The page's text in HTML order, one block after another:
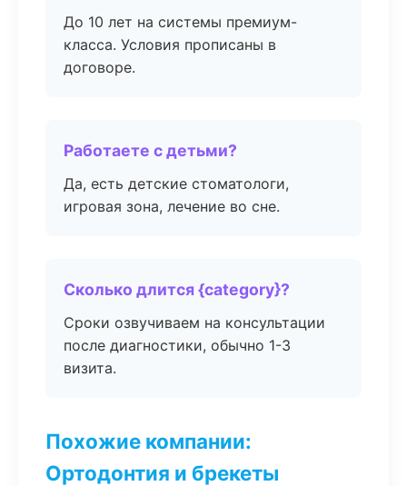
До 10 лет на системы премиум-
класса. Условия прописаны в
договоре.
Работаете с детьми?
Да, есть детские стоматологи,
игровая зона, лечение во сне.
Сколько длится {category}?
Сроки озвучиваем на консультации
после диагностики, обычно 1-3
визита.
Похожие компании:
Ортодонтия и брекеты